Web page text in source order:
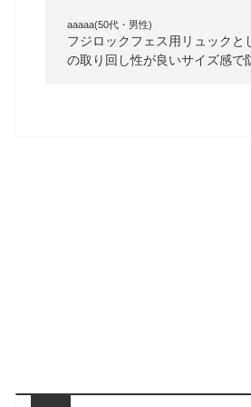
aaaaa(50代・男性)
フジロックフェス用リュック
の取り回し性が良いサイズ感